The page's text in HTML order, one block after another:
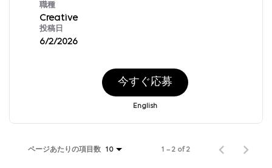
職種
Creative
投稿日
6/2/2026
今すぐ応募
English
ページあたりの項目数 10 1 – 2 of 2